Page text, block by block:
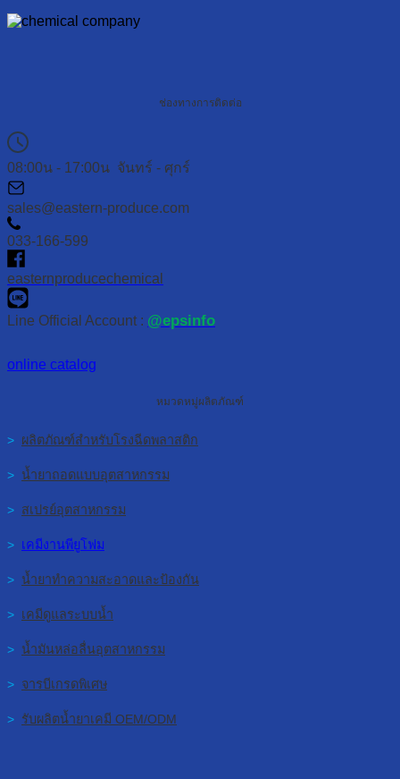
ช่องทางการติดต่อ
08:00น - 17:00น จันทร์ - ศุกร์
sales@eastern-produce.com
033-166-599
easternproducechemical
Line Official Account : @epsinfo
online catalog
หมวดหมู่ผลิตภัณฑ์
> ผลิตภัณฑ์สำหรับโรงฉีดพลาสติก
> น้ำยาถอดแบบอุตสาหกรรม
> สเปรย์อุตสาหกรรม
> เคมีงานพียูโฟม
> น้ำยาทำความสะอาดและป้องกัน
> เคมีดูแลระบบน้ำ
> น้ำมันหล่อลื่นอุตสาหกรรม
> จารบีเกรดพิเศษ
> รับผลิตน้ำยาเคมี OEM/ODM